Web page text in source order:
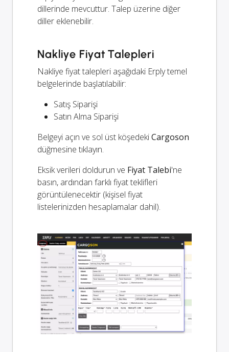
dillerinde mevcuttur. Talep üzerine diğer
diller eklenebilir.
Nakliye Fiyat Talepleri
Nakliye fiyat talepleri aşağıdaki Erply temel
belgelerinde başlatılabilir:
Satış Siparişi
Satın Alma Siparişi
Belgeyi açın ve sol üst köşedekiCargoson
düğmesine tıklayın.
Eksik verileri doldurun ve Fiyat Talebi'ne
basın, ardından farklı fiyat teklifleri
görüntülenecektir (kişisel fiyat
listelerinizden hesaplamalar dahil).